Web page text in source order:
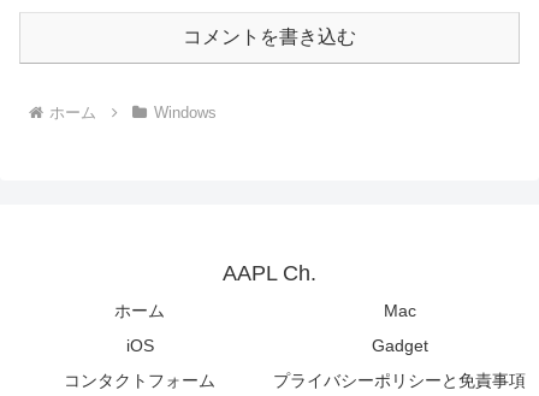
コメントを書き込む
ホーム Windows
AAPL Ch.
ホーム
Mac
iOS
Gadget
コンタクトフォーム
プライバシーポリシーと免責事項